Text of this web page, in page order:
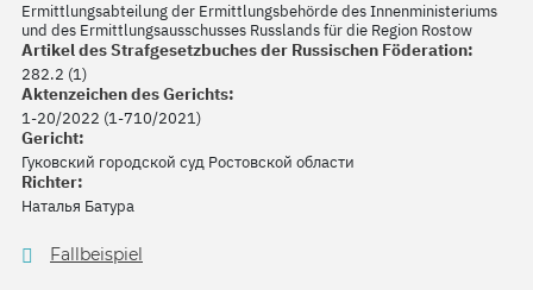
Ermittlungsabteilung der Ermittlungsbehörde des Innenministeriums
und des Ermittlungsausschusses Russlands für die Region Rostow
Artikel des Strafgesetzbuches der Russischen Föderation:
282.2 (1)
Aktenzeichen des Gerichts:
1-20/2022 (1-710/2021)
Gericht:
Гуковский городской суд Ростовской области
Richter:
Наталья Батура
Fallbeispiel